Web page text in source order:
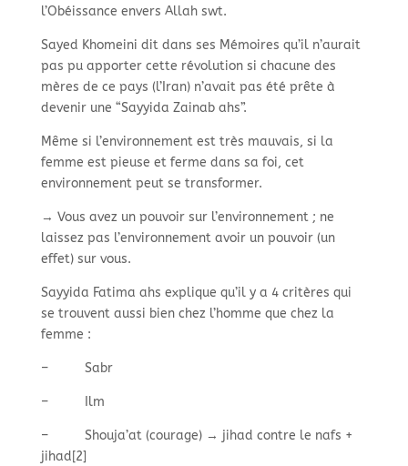
l’Obéissance envers Allah swt.
Sayed Khomeini dit dans ses Mémoires qu’il n’aurait
pas pu apporter cette révolution si chacune des
mères de ce pays (l’Iran) n’avait pas été prête à
devenir une “Sayyida Zainab ahs”.
Même si l’environnement est très mauvais, si la
femme est pieuse et ferme dans sa foi, cet
environnement peut se transformer.
→ Vous avez un pouvoir sur l’environnement ; ne
laissez pas l’environnement avoir un pouvoir (un
effet) sur vous.
Sayyida Fatima ahs explique qu’il y a 4 critères qui
se trouvent aussi bien chez l’homme que chez la
femme :
–Sabr
–Ilm
–Shouja’at (courage) → jihad contre le nafs +
jihad[2]